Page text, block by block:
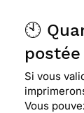
🕙
postée
Si vous
Vous